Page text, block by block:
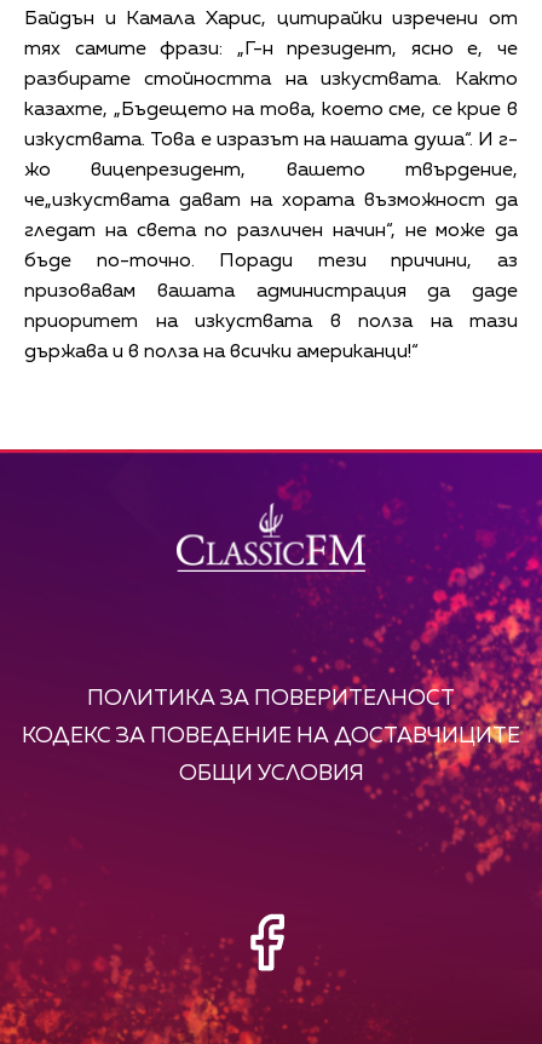
Байдън и Камала Харис, цитирайки изречени от
тях самите фрази: „Г-н президент, ясно е, че
разбирате стойността на изкуствата. Както
казахте, „Бъдещето на това, което сме, се крие в
изкуствата. Това е изразът на нашата душа“. И г-
жо вицепрезидент, вашето твърдение,
че„изкуствата дават на хората възможност да
гледат на света по различен начин“, не може да
бъде по-точно. Поради тези причини, аз
призовавам вашата администрация да даде
приоритет на изкуствата в полза на тази
държава и в полза на всички американци!“
ПОЛИТИКА ЗА ПОВЕРИТЕЛНОСТ
КОДЕКС ЗА ПОВЕДЕНИЕ НА ДОСТАВЧИЦИТЕ
ОБЩИ УСЛОВИЯ